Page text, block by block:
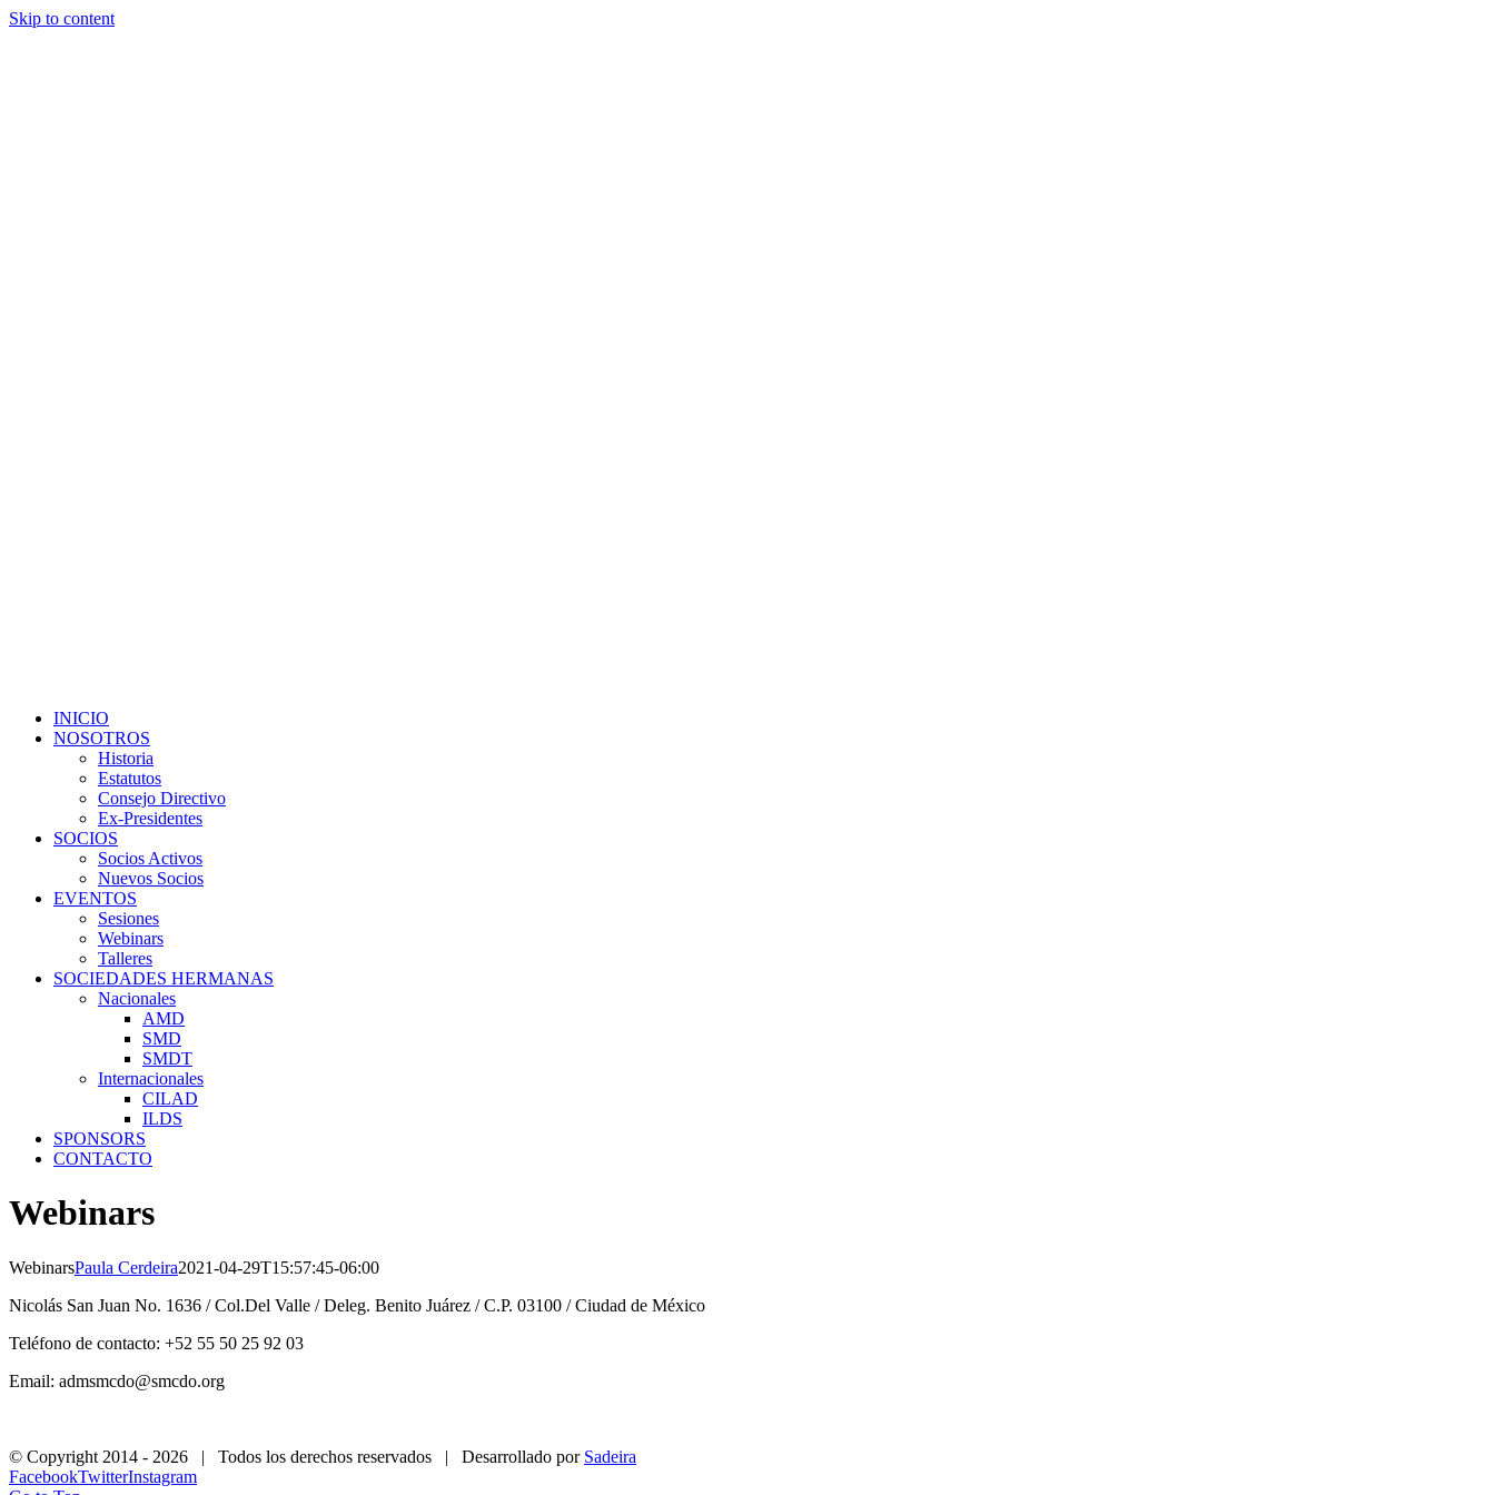
Skip to content
INICIO
NOSOTROS
Historia
Estatutos
Consejo Directivo
Ex-Presidentes
SOCIOS
Socios Activos
Nuevos Socios
EVENTOS
Sesiones
Webinars
Talleres
SOCIEDADES HERMANAS
Nacionales
AMD
SMD
SMDT
Internacionales
CILAD
ILDS
SPONSORS
CONTACTO
Webinars
WebinarsPaula Cerdeira2021-04-29T15:57:45-06:00
Nicolás San Juan No. 1636 / Col.Del Valle / Deleg. Benito Juárez / C.P. 03100 / Ciudad de México
Teléfono de contacto: +52 55 50 25 92 03
Email: admsmcdo@smcdo.org
© Copyright 2014 - 2026 | Todos los derechos reservados | Desarrollado por Sadeira
FacebookTwitterInstagram